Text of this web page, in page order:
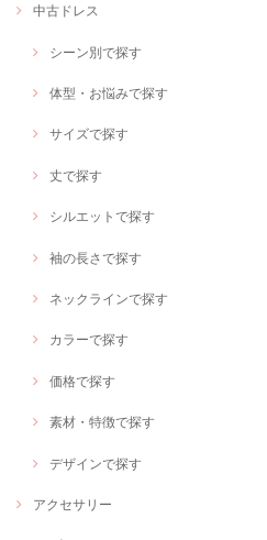
中古ドレス
シーン別で探す
体型・お悩みで探す
サイズで探す
丈で探す
シルエットで探す
袖の長さで探す
ネックラインで探す
カラーで探す
価格で探す
素材・特徴で探す
デザインで探す
アクセサリー